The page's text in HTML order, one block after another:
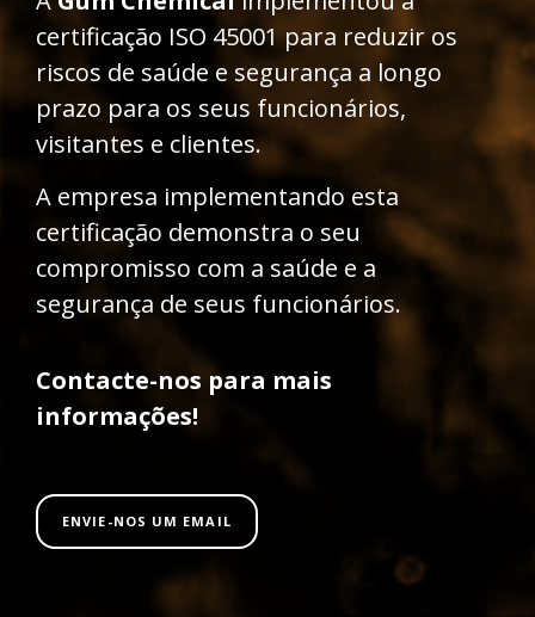
certificação ISO 45001 para reduzir os
riscos de saúde e segurança a longo
prazo para os seus funcionários,
visitantes e clientes.
A empresa implementando esta
certificação demonstra o seu
compromisso com a saúde e a
segurança de seus funcionários.
Contacte-nos para mais
informações!
ENVIE-NOS UM EMAIL